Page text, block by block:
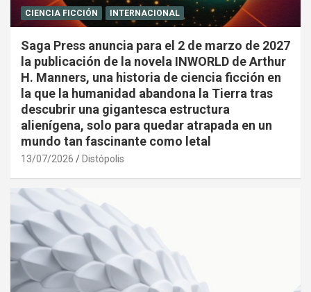
CIENCIA FICCIÓN INTERNACIONAL
Saga Press anuncia para el 2 de marzo de 2027
la publicación de la novela INWORLD de Arthur
H. Manners, una historia de ciencia ficción en
la que la humanidad abandona la Tierra tras
descubrir una gigantesca estructura
alienígena, solo para quedar atrapada en un
mundo tan fascinante como letal
13/07/2026 Distópolis